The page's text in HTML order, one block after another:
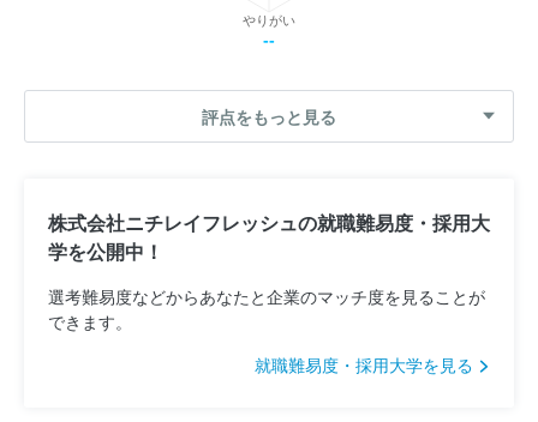
やりがい
--
評点をもっと見る
株式会社ニチレイフレッシュの就職難易度・採用大
学を公開中！
選考難易度などからあなたと企業のマッチ度を見ることが
できます。
就職難易度・採用大学を見る